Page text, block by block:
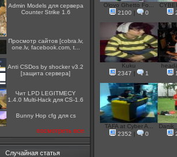
Admin Models для сервера
Counter Strike 1.6
Просмотр сайтов [cobra.lv,
one.lv, facebook.com, t...
Anti CSDos by shocker v3.2
[защита сервера]
Чит LPD LEGITMECY
1.4.0 Multi-Hack для CS-1.6
Bunny Hop cfg для cs
посмотреть все
Случайная статья
Olovo Ghetto Fo...
2100
0
Kuku
2347
1
TAFA at Cyber A...
2352
0